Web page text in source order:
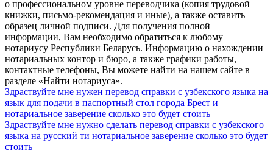
о профессиональном уровне переводчика (копия трудовой
книжки, письмо-рекомендация и иные), а также оставить
образец личной подписи. Для получения полной
информации, Вам необходимо обратиться к любому
нотариусу Республики Беларусь. Информацию о нахождении
нотариальных контор и бюро, а также графики работы,
контактные телефоны, Вы можете найти на нашем сайте в
разделе «Найти нотариуса».
Здраствуйте мне нужен перевод справки с узбекского языка на
язык для подачи в паспортный стол города Брест и
нотариальное заверение сколько это будет стоить
Здраствуйте мне нужно сделать перевод справки с узбекского
языка на русский ти нотариальное заверение сколько это будет
стоить